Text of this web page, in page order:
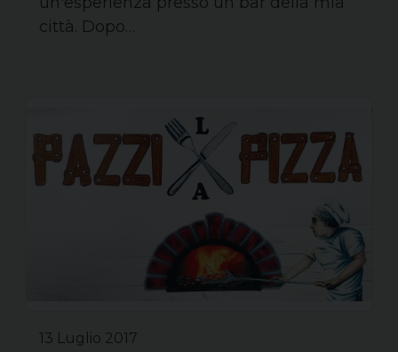
città. Dopo…
13 Luglio 2017